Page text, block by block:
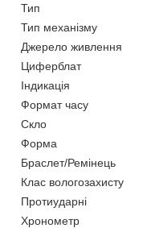
Тип
Тип механізму
Джерело живлення
Циферблат
Індикація
Формат часу
Скло
Форма
Браслет/Ремінець
Клас вологозахисту
Протиударні
Хронометр